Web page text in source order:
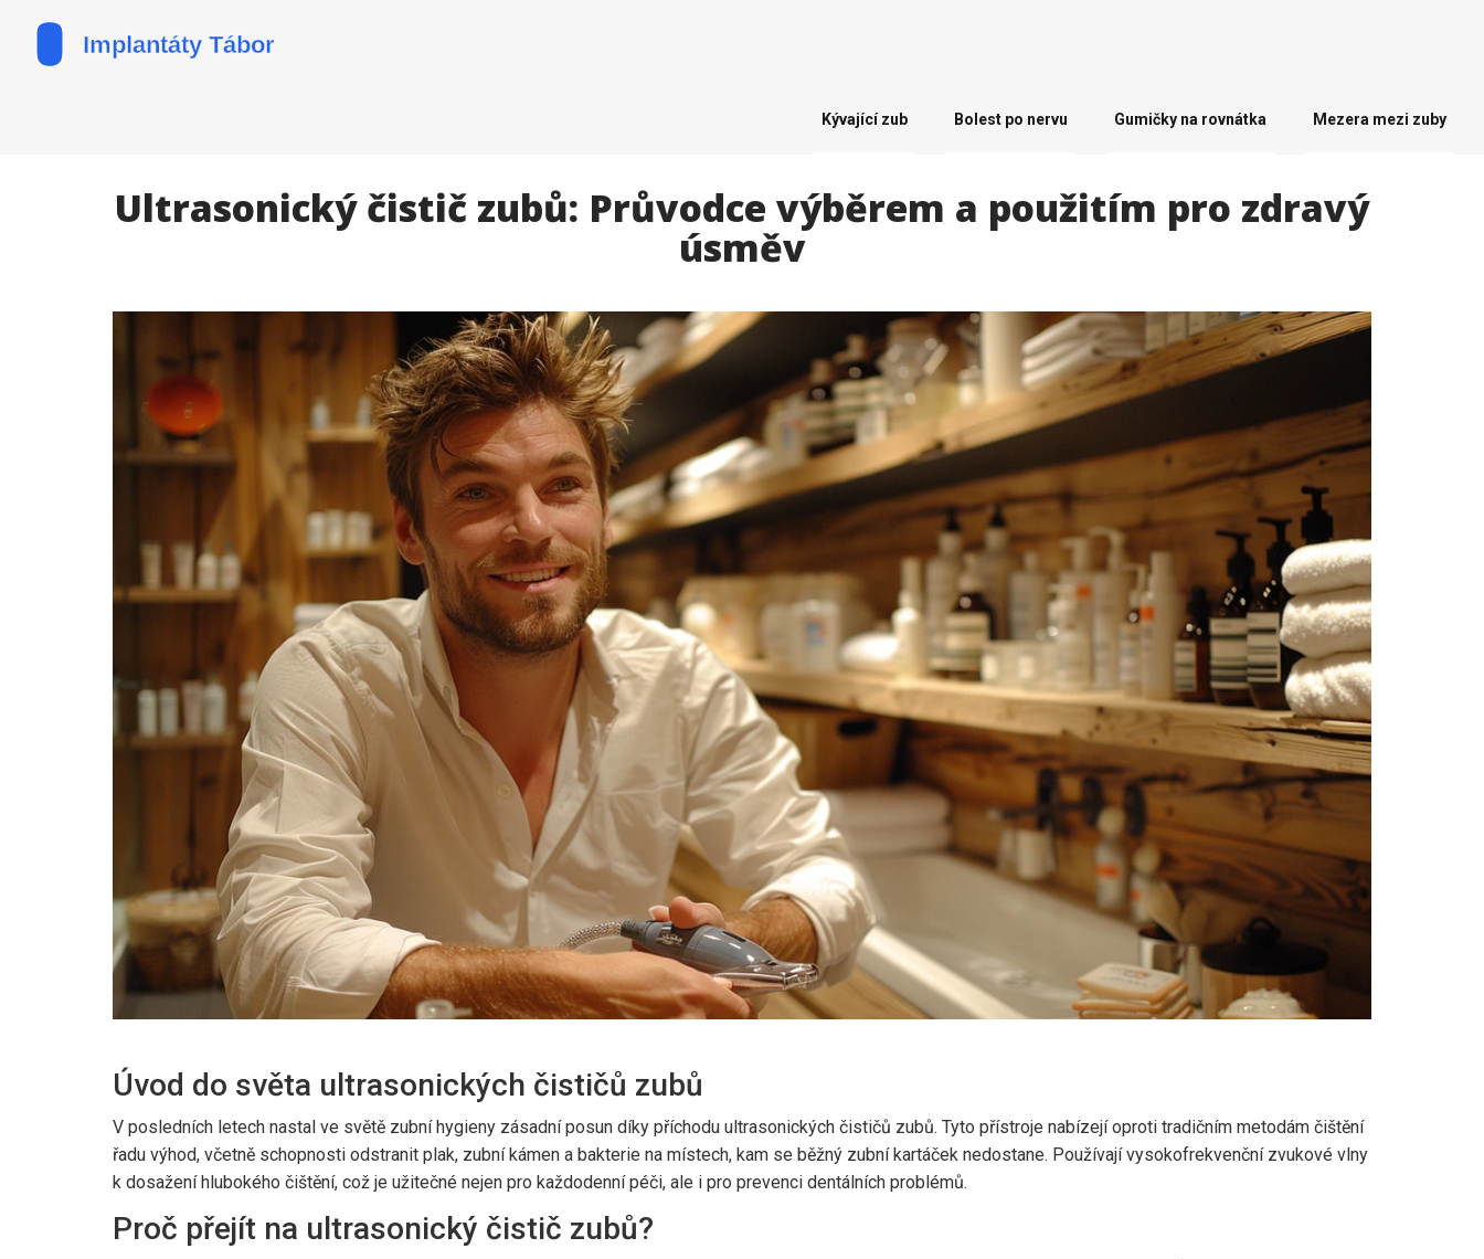
Kývající zub Bolest po nervu Gumičky na rovnátka Mezera mezi zuby
Ultrasonický čistič zubů: Průvodce výběrem a použitím pro zdravý
úsměv
Úvod do světa ultrasonických čističů zubů
V posledních letech nastal ve světě zubní hygieny zásadní posun díky příchodu ultrasonických čističů zubů. Tyto přístroje nabízejí oproti tradičním metodám čištění
řadu výhod, včetně schopnosti odstranit plak, zubní kámen a bakterie na místech, kam se běžný zubní kartáček nedostane. Používají vysokofrekvenční zvukové vlny
k dosažení hlubokého čištění, což je užitečné nejen pro každodenní péči, ale i pro prevenci dentálních problémů.
Proč přejít na ultrasonický čistič zubů?